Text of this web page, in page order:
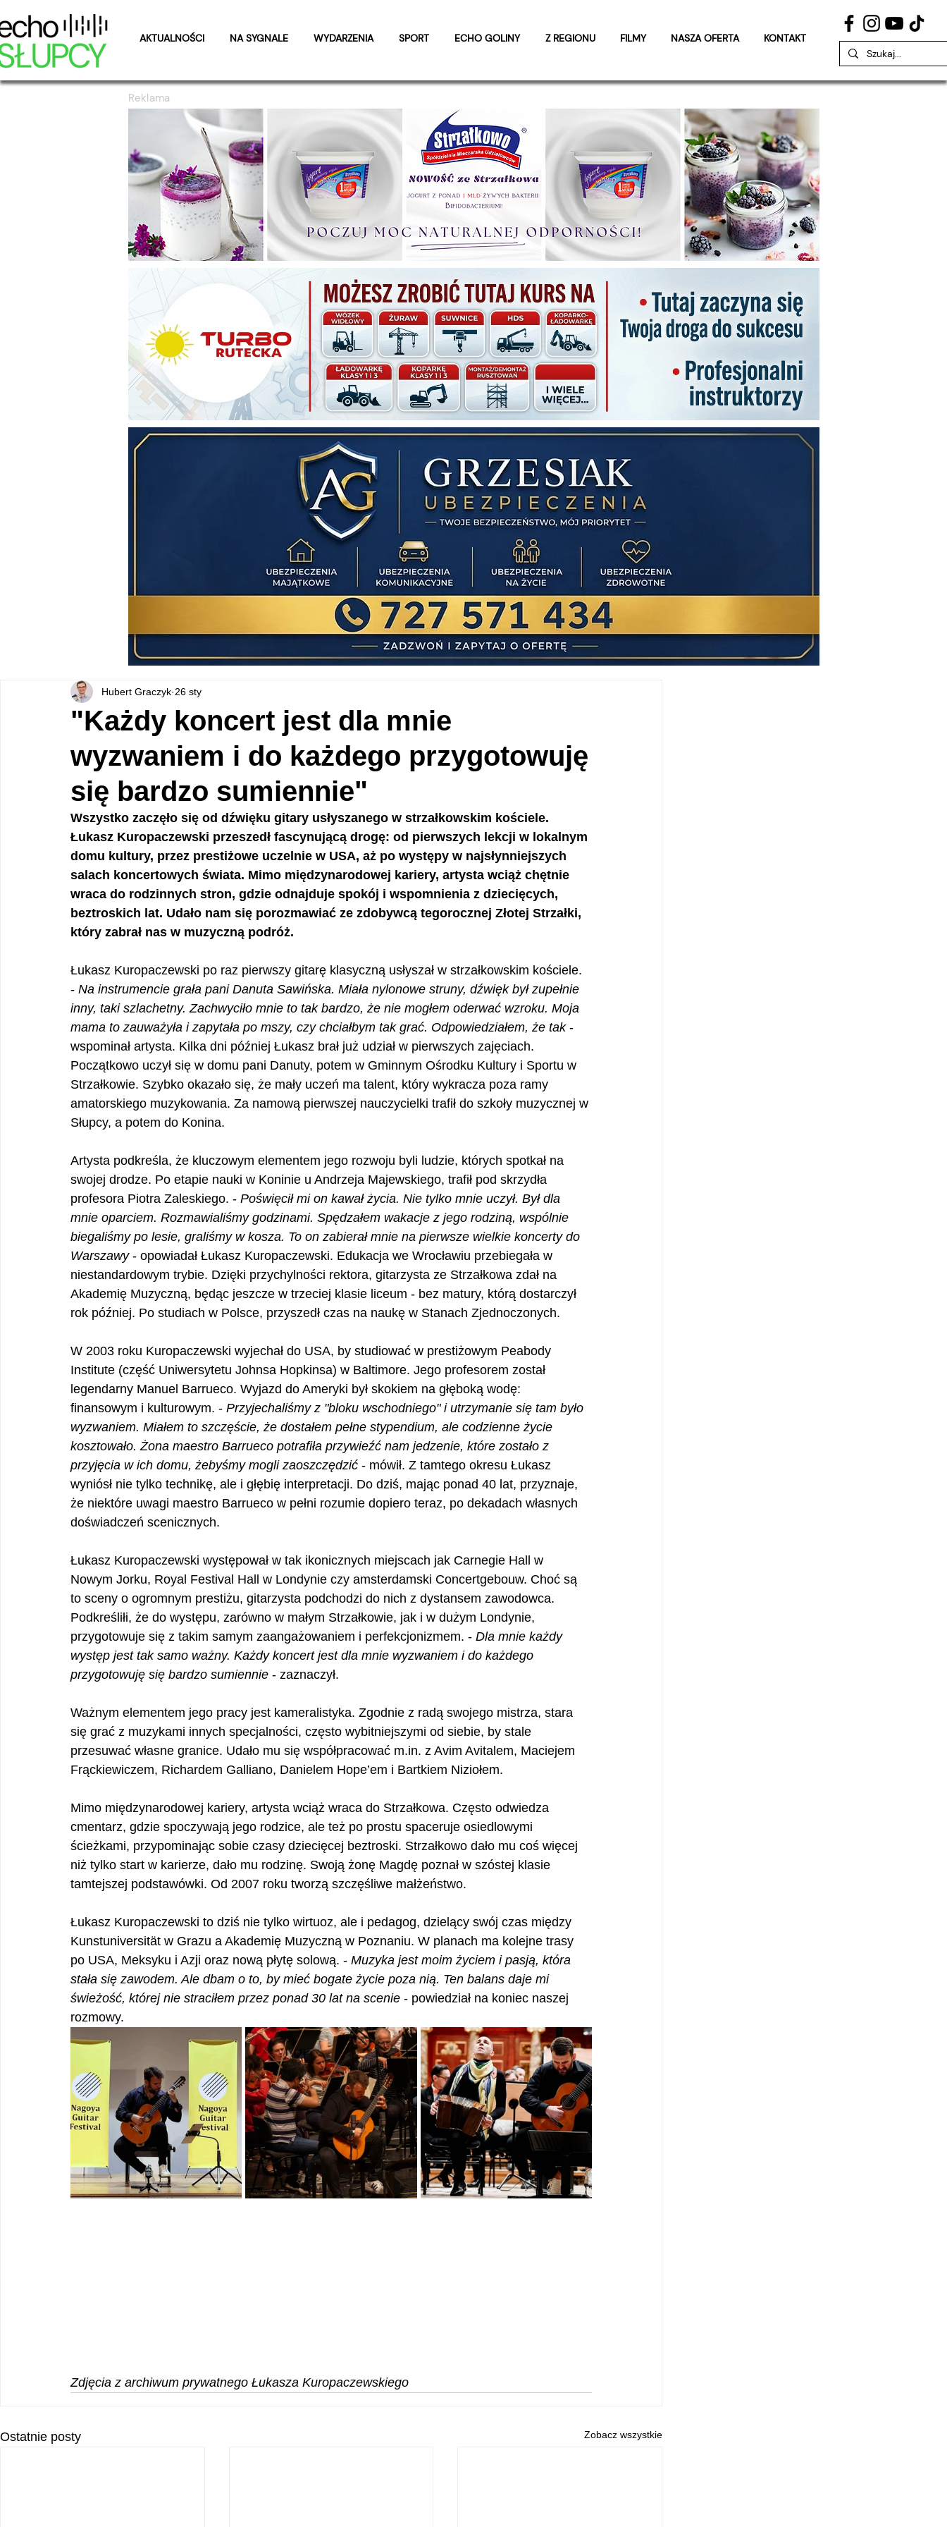
AKTUALNOŚCI NA SYGNALE WYDARZENIA SPORT ECHO GOLINY Z REGIONU FILMY NASZA OFERTA KONTAKT
Reklama
"Każdy koncert jest dla mnie
wyzwaniem i do każdego przygotowuję
się bardzo sumiennie"
Hubert Graczyk 26 sty
Wszystko zaczęło się od dźwięku gitary usłyszanego w strzałkowskim kościele.
Łukasz Kuropaczewski przeszedł fascynującą drogę: od pierwszych lekcji w lokalnym
domu kultury, przez prestiżowe uczelnie w USA, aż po występy w najsłynniejszych
salach koncertowych świata. Mimo międzynarodowej kariery, artysta wciąż chętnie
wraca do rodzinnych stron, gdzie odnajduje spokój i wspomnienia z dziecięcych,
beztroskich lat. Udało nam się porozmawiać ze zdobywcą tegorocznej Złotej Strzałki,
który zabrał nas w muzyczną podróż.
Łukasz Kuropaczewski po raz pierwszy gitarę klasyczną usłyszał w strzałkowskim kościele.
- Na instrumencie grała pani Danuta Sawińska. Miała nylonowe struny, dźwięk był zupełnie
inny, taki szlachetny. Zachwyciło mnie to tak bardzo, że nie mogłem oderwać wzroku. Moja
mama to zauważyła i zapytała po mszy, czy chciałbym tak grać. Odpowiedziałem, że tak -
wspominał artysta. Kilka dni później Łukasz brał już udział w pierwszych zajęciach.
Początkowo uczył się w domu pani Danuty, potem w Gminnym Ośrodku Kultury i Sportu w
Strzałkowie. Szybko okazało się, że mały uczeń ma talent, który wykracza poza ramy
amatorskiego muzykowania. Za namową pierwszej nauczycielki trafił do szkoły muzycznej w
Słupcy, a potem do Konina.
Artysta podkreśla, że kluczowym elementem jego rozwoju byli ludzie, których spotkał na
swojej drodze. Po etapie nauki w Koninie u Andrzeja Majewskiego, trafił pod skrzydła
profesora Piotra Zaleskiego. - Poświęcił mi on kawał życia. Nie tylko mnie uczył. Był dla
mnie oparciem. Rozmawialiśmy godzinami. Spędzałem wakacje z jego rodziną, wspólnie
biegaliśmy po lesie, graliśmy w kosza. To on zabierał mnie na pierwsze wielkie koncerty do
Warszawy - opowiadał Łukasz Kuropaczewski. Edukacja we Wrocławiu przebiegała w
niestandardowym trybie. Dzięki przychylności rektora, gitarzysta ze Strzałkowa zdał na
Akademię Muzyczną, będąc jeszcze w trzeciej klasie liceum - bez matury, którą dostarczył
rok później. Po studiach w Polsce, przyszedł czas na naukę w Stanach Zjednoczonych.
W 2003 roku Kuropaczewski wyjechał do USA, by studiować w prestiżowym Peabody
Institute (część Uniwersytetu Johnsa Hopkinsa) w Baltimore. Jego profesorem został
legendarny Manuel Barrueco. Wyjazd do Ameryki był skokiem na głęboką wodę:
finansowym i kulturowym. - Przyjechaliśmy z "bloku wschodniego" i utrzymanie się tam było
wyzwaniem. Miałem to szczęście, że dostałem pełne stypendium, ale codzienne życie
kosztowało. Żona maestro Barrueco potrafiła przywieźć nam jedzenie, które zostało z
przyjęcia w ich domu, żebyśmy mogli zaoszczędzić - mówił. Z tamtego okresu Łukasz
wyniósł nie tylko technikę, ale i głębię interpretacji. Do dziś, mając ponad 40 lat, przyznaje,
że niektóre uwagi maestro Barrueco w pełni rozumie dopiero teraz, po dekadach własnych
doświadczeń scenicznych.
Łukasz Kuropaczewski występował w tak ikonicznych miejscach jak Carnegie Hall w
Nowym Jorku, Royal Festival Hall w Londynie czy amsterdamski Concertgebouw. Choć są
to sceny o ogromnym prestiżu, gitarzysta podchodzi do nich z dystansem zawodowca.
Podkreśliłi, że do występu, zarówno w małym Strzałkowie, jak i w dużym Londynie,
przygotowuje się z takim samym zaangażowaniem i perfekcjonizmem. - Dla mnie każdy
występ jest tak samo ważny. Każdy koncert jest dla mnie wyzwaniem i do każdego
przygotowuję się bardzo sumiennie - zaznaczył.
Ważnym elementem jego pracy jest kameralistyka. Zgodnie z radą swojego mistrza, stara
się grać z muzykami innych specjalności, często wybitniejszymi od siebie, by stale
przesuwać własne granice. Udało mu się współpracować m.in. z Avim Avitalem, Maciejem
Frąckiewiczem, Richardem Galliano, Danielem Hope’em i Bartkiem Niziołem.
Mimo międzynarodowej kariery, artysta wciąż wraca do Strzałkowa. Często odwiedza
cmentarz, gdzie spoczywają jego rodzice, ale też po prostu spaceruje osiedlowymi
ścieżkami, przypominając sobie czasy dziecięcej beztroski. Strzałkowo dało mu coś więcej
niż tylko start w karierze, dało mu rodzinę. Swoją żonę Magdę poznał w szóstej klasie
tamtejszej podstawówki. Od 2007 roku tworzą szczęśliwe małżeństwo.
Łukasz Kuropaczewski to dziś nie tylko wirtuoz, ale i pedagog, dzielący swój czas między
Kunstuniversität w Grazu a Akademię Muzyczną w Poznaniu. W planach ma kolejne trasy
po USA, Meksyku i Azji oraz nową płytę solową. - Muzyka jest moim życiem i pasją, która
stała się zawodem. Ale dbam o to, by mieć bogate życie poza nią. Ten balans daje mi
świeżość, której nie straciłem przez ponad 30 lat na scenie - powiedział na koniec naszej
rozmowy.
Zdjęcia z archiwum prywatnego Łukasza Kuropaczewskiego
Ostatnie posty Zobacz wszystkie